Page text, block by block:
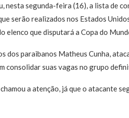
segunda-feira (16), a lista de
serão realizados nos Estados
elenco que disputará a Copa do
dos paraibanos Matheus Cunha,
consolidar suas vagas no grupo
a atenção, já que o atacante